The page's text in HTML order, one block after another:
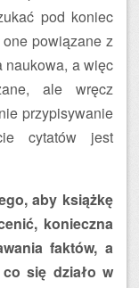
pod koniec
one powiązane z
naukowa, a więc
ale wręcz
przypisywanie
cytatów jest
aby książkę
konieczna
faktów, a
się działo w